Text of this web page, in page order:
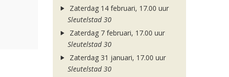
Zaterdag 14 februari, 17.00 uur
Sleutelstad 30
Zaterdag 7 februari, 17.00 uur
Sleutelstad 30
Zaterdag 31 januari, 17.00 uur
Sleutelstad 30